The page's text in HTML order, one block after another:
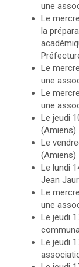
une
Le
la
Le
une
Le
une
Le jeudi
(Amiens)
Le
(Amiens)
Le lundi
Jean
Le
une
Le jeudi
Le jeudi